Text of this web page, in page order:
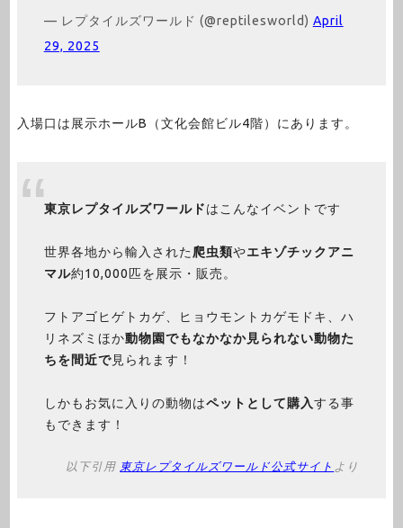
— レプタイルズワールド (@reptilesworld) April
29, 2025
入場口は展示ホールB（文化会館ビル4階）にあります。
東京レプタイルズワールドはこんなイベントです
世界各地から輸入された 爬虫類やエキゾチックアニ
マル約10,000匹を展示・販売。
フトアゴヒゲトカゲ、ヒョウモントカゲモドキ、ハ
リネズミほか動物園でもなかなか見られない動物た
ちを間近で見られます！
しかもお気に入りの動物はペットとして購入する事
もできます！
以下引用 東京レプタイルズワールド公式サイト より